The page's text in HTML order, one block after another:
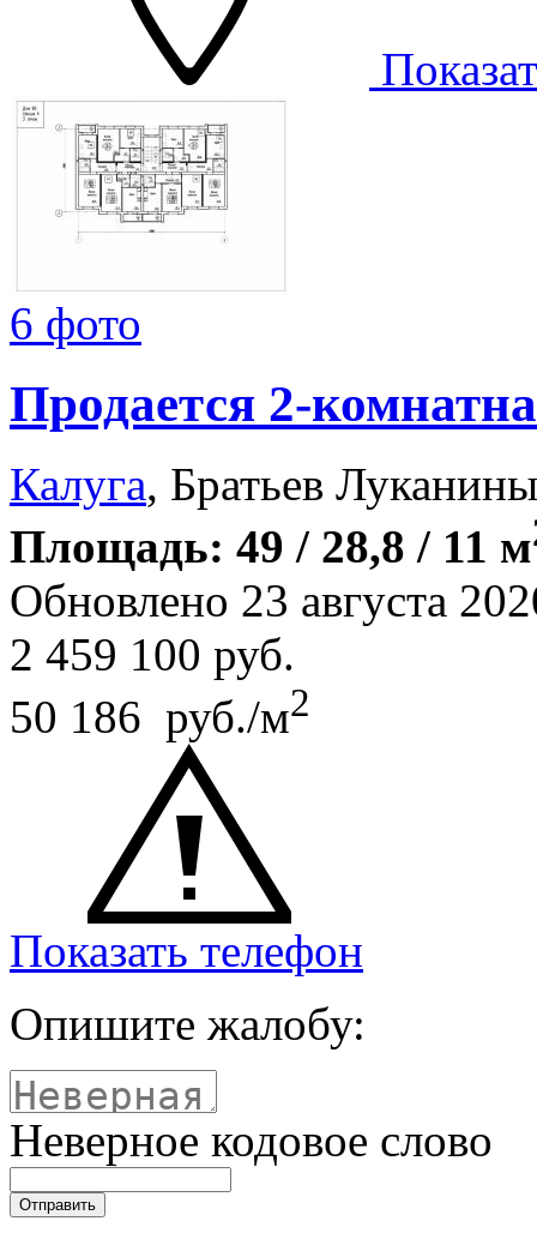
6 фото
Продается 2-
Калуга, Братьев
Площадь: 49 / 28,8 / 11 м
Обновлено 23 августа
2 459 100 руб.
50 186 руб./м2
Показать телефон
Опишите жалобу:
Неверное кодовое слово